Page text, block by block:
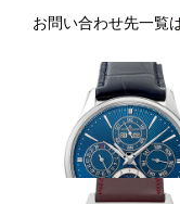
お問い合わせ先一覧
ベースムーブも進化型